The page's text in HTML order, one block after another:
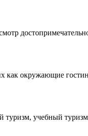
как окружающие
учебный